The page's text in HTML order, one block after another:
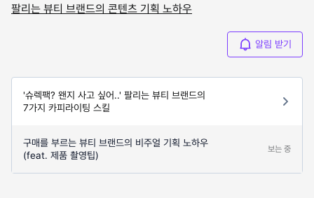
팔리는 뷰티 브랜드의 콘텐츠 기획 노하우
알림 받기
'슈렉팩? 왠지 사고 싶어..' 팔리는 뷰티 브랜드의
7가지 카피라이팅 스킬
구매를 부르는 뷰티 브랜드의 비주얼 기획 노하우
(feat. 제품 촬영팁)
보는 중